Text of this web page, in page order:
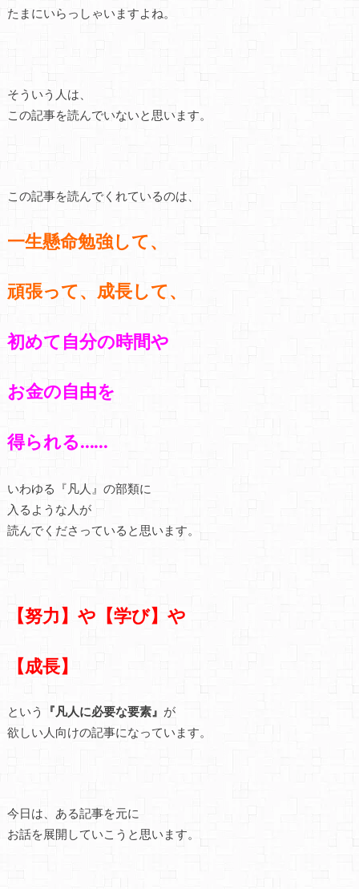
たまにいらっしゃいますよね。
そういう人は、
この記事を読んでいないと思います。
この記事を読んでくれているのは、
一生懸命勉強して、
頑張って、成長して、
初めて自分の時間や
お金の自由を
得られる……
いわゆる『凡人』の部類に
入るような人が
読んでくださっていると思います。
【努力】や【学び】 や
【成長】
という 『凡人に必要な要素』 が
欲しい人向けの記事になっています。
今日は、ある記事を元に
お話を展開していこうと思います。